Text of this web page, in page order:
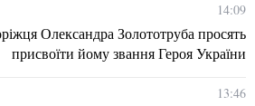
14:09
Олександра Золототруба просять
присвоїти йому звання Героя України
13:46